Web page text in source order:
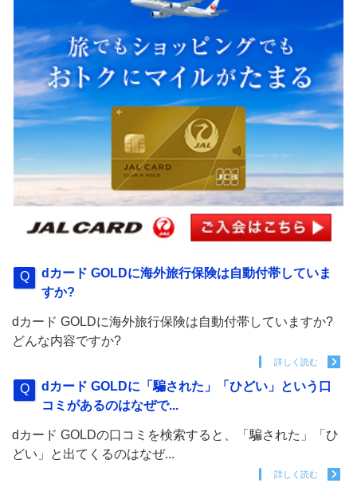
dカード GOLDに海外旅行保険は自動付帯していま
すか?
dカード GOLDに海外旅行保険は自動付帯していますか?
どんな内容ですか?
詳しく読む
dカード GOLDに「騙された」「ひどい」という口
コミがあるのはなぜで...
dカード GOLDの口コミを検索すると、「騙された」「ひ
どい」と出てくるのはなぜ...
詳しく読む